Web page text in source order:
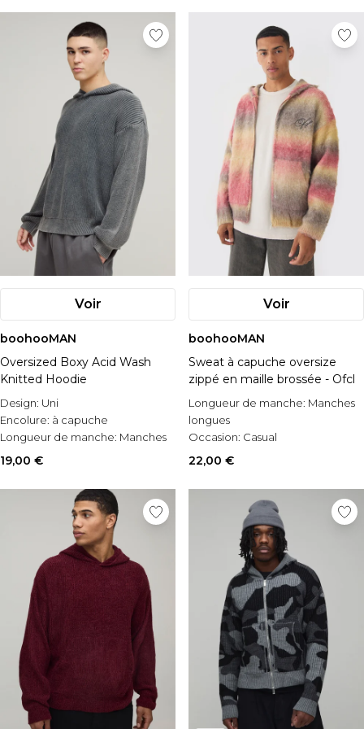
Voir
boohooMAN
Oversized Boxy Acid Wash
Knitted Hoodie
Design: Uni
Encolure: à capuche
Longueur de manche: Manches
longues
19,00 €
Voir
boohooMAN
Sweat à capuche oversize
zippé en maille brossée - Ofcl
Longueur de manche: Manches
longues
Occasion: Casual
Style: Sweat à capuche
22,00 €